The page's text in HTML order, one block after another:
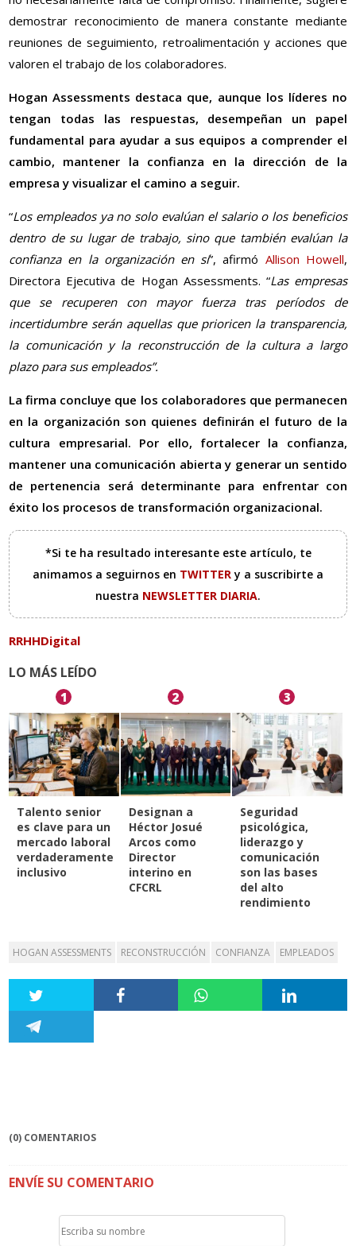
demostrar reconocimiento de manera constante mediante
reuniones de seguimiento, retroalimentación y acciones que
valoren el trabajo de los colaboradores.
Hogan Assessments destaca que, aunque los líderes no
tengan todas las respuestas, desempeñan un papel
fundamental para ayudar a sus equipos a comprender el
cambio, mantener la confianza en la dirección de la
empresa y visualizar el camino a seguir.
“Los empleados ya no solo evalúan el salario o los beneficios
dentro de su lugar de trabajo, sino que también evalúan la
confianza en la organización en sí”, afirmó Allison Howell,
Directora Ejecutiva de Hogan Assessments. “Las empresas
que se recuperen con mayor fuerza tras períodos de
incertidumbre serán aquellas que prioricen la transparencia,
la comunicación y la reconstrucción de la cultura a largo
plazo para sus empleados”.
La firma concluye que los colaboradores que permanecen
en la organización son quienes definirán el futuro de la
cultura empresarial. Por ello, fortalecer la confianza,
mantener una comunicación abierta y generar un sentido
de pertenencia será determinante para enfrentar con
éxito los procesos de transformación organizacional.
*Si te ha resultado interesante este artículo, te
animamos a seguirnos en TWITTERy a suscribirte a
nuestra NEWSLETTER DIARIA.
RRHHDigital
LO MÁS LEÍDO
1
Talento senior
es clave para un
mercado laboral
verdaderamente
inclusivo
2
Designan a
Héctor Josué
Arcos como
Director
interino en
CFCRL
3
Seguridad
psicológica,
liderazgo y
comunicación
son las bases
del alto
rendimiento
HOGAN ASSESSMENTS RECONSTRUCCIÓN CONFIANZA EMPLEADOS
(0) COMENTARIOS
ENVÍE SU COMENTARIO